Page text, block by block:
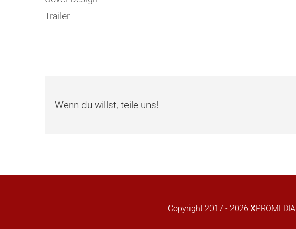
Trailer
Wenn du willst, teile uns!
Copyright 2017 - 2026 XPROMEDIA